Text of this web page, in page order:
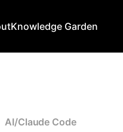
Knowledge Garden
AI/Claude Code